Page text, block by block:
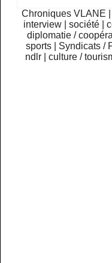
Chroniques VLANE
interview
|société |
diplomatie /
sports
Syndicats /
ndlr
|culture /